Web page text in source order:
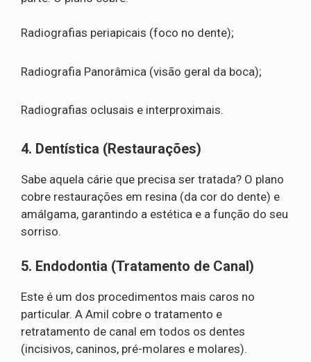
Radiografias periapicais (foco no dente);
Radiografia Panorâmica (visão geral da boca);
Radiografias oclusais e interproximais.
4. Dentística (Restaurações)
Sabe aquela cárie que precisa ser tratada? O plano
cobre restaurações em resina (da cor do dente) e
amálgama, garantindo a estética e a função do seu
sorriso.
5. Endodontia (Tratamento de Canal)
Este é um dos procedimentos mais caros no
particular. A Amil cobre o tratamento e
retratamento de canal em todos os dentes
(incisivos, caninos, pré-molares e molares).